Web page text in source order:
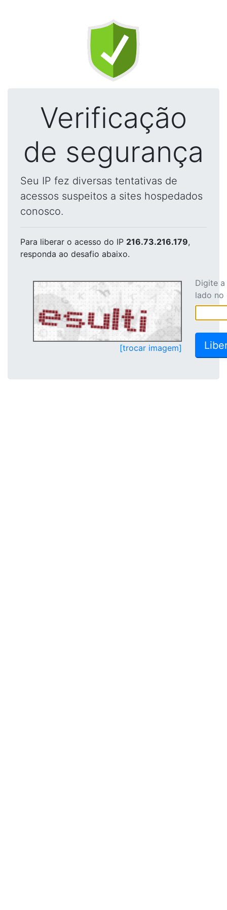
Verificação
de segurança
Seu IP fez diversas tentativas de
acessos suspeitos a sites hospedados
conosco.
Para liberar o acesso do IP 216.73.216.179,
responda ao desafio abaixo.
[trocar imagem]
Digite
lado no